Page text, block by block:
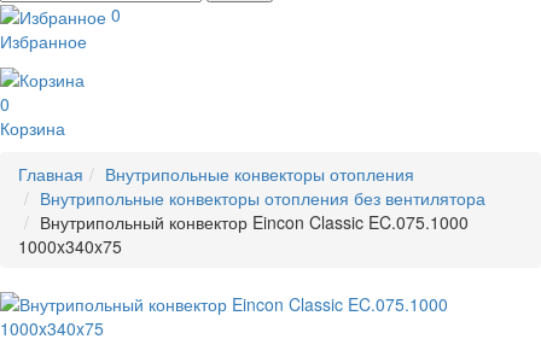
0
Избранное
0
Корзина
Главная
Внутрипольные конвекторы отопления
Внутрипольные конвекторы отопления без вентилятора
Внутрипольный конвектор Eincon Classic EC.075.1000
1000x340x75